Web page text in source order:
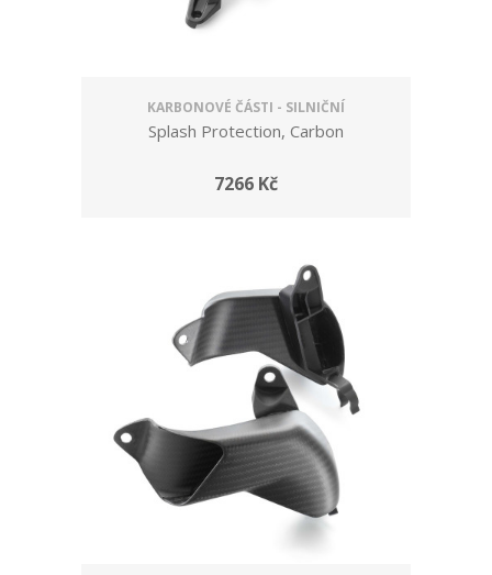
KARBONOVÉ ČÁSTI - SILNIČNÍ
Splash Protection, Carbon
7266 Kč